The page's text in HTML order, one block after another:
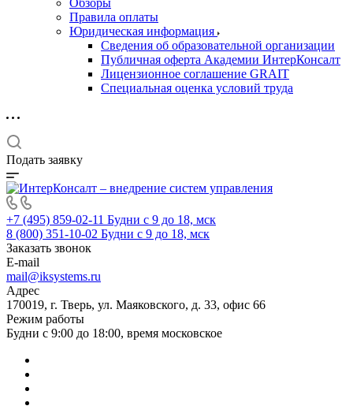
Обзоры
Правила оплаты
Юридическая информация
Сведения об образовательной организации
Публичная оферта Академии ИнтерКонсалт
Лицензионное соглашение GRAIT
Специальная оценка условий труда
Подать заявку
+7 (495) 859-02-11 Будни с 9 до 18, мск
8 (800) 351-10-02 Будни с 9 до 18, мск
Заказать звонок
E-mail
mail@iksystems.ru
Адрес
170019, г. Тверь, ул. Маяковского, д. 33, офис 66
Режим работы
Будни с 9:00 до 18:00, время московское